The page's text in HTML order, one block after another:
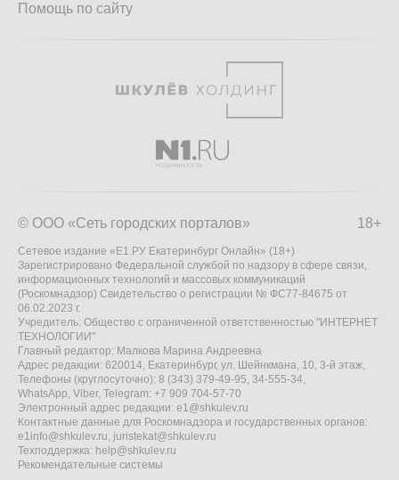
Помощь по сайту
18+
© ООО «Сеть городских порталов»
Сетевое издание «Е1.РУ Екатеринбург Онлайн» (18+)
Зарегистрировано Федеральной службой по надзору в сфере связи,
информационных технологий и массовых коммуникаций
(Роскомнадзор) Свидетельство о регистрации № ФС77-84675 от
06.02.2023 г.
Учредитель: Общество с ограниченной ответственностью "ИНТЕРНЕТ
ТЕХНОЛОГИИ"
Главный редактор: Малкова Марина Андреевна
Адрес редакции: 620014, Екатеринбург, ул. Шейнкмана, 10, 3-й этаж,
Телефоны (круглосуточно): 8 (343) 379-49-95, 34-555-34,
WhatsApp, Viber, Telegram: +7 909 704-57-70
Электронный адрес редакции: e1@shkulev.ru
Контактные данные для Роскомнадзора и государственных органов:
e1info@shkulev.ru, juristekat@shkulev.ru
Техподдержка: help@shkulev.ru
Рекомендательные системы